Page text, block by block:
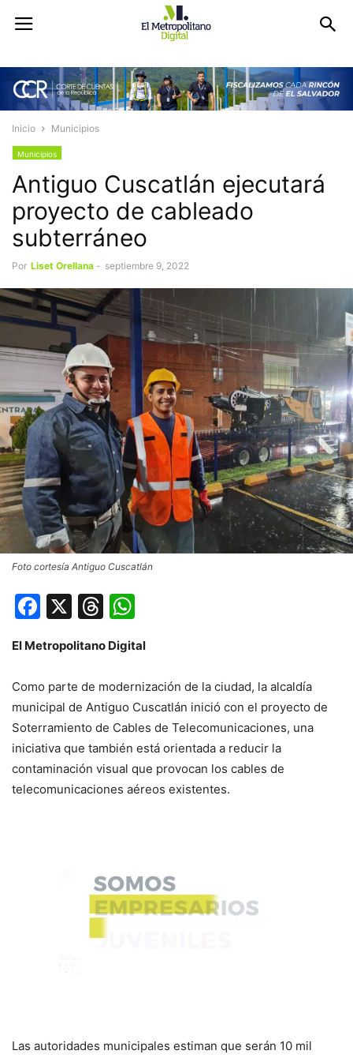
Inicio Municipios
Municipios
Antiguo Cuscatlán ejecutará
proyecto de cableado
subterráneo
Por Liset Orellana - septiembre 9, 2022
Foto cortesía Antiguo Cuscatlán
Facebook
X Threads
El Metropolitano Digital
Como parte de modernización de la ciudad, la alcaldía
municipal de Antiguo Cuscatlán inició con el proyecto de
Soterramiento de Cables de Telecomunicaciones, una
iniciativa que también está orientada a reducir la
contaminación visual que provocan los cables de
telecomunicaciones aéreos existentes.
Las autoridades municipales estiman que serán 10 mil